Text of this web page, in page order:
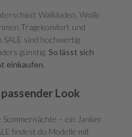
Walkloden, Wolle
Tragekomfort und
SALE sind hochwertig
günstig. So lässt sich
einkaufen
Look
– ein Janker
findest du Modelle mit